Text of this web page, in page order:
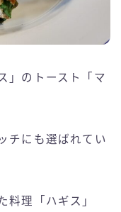
」のトースト「マ
チにも選ばれてい
料理「ハギス」